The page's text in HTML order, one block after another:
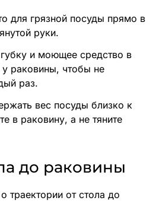
для грязной посуды прямо в
руки.
и моющее средство в
раковины, чтобы не
раз.
вес посуды близко к
в раковину, а не тяните
до раковины
траектории от стола до